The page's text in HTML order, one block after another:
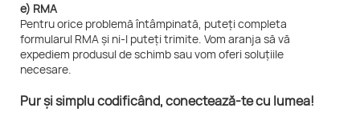
e) RMA
Pentru orice problemă întâmpinată, puteți completa
formularul RMA și ni-l puteți trimite. Vom aranja să vă
expediem produsul de schimb sau vom oferi soluțiile
necesare.
Pur și simplu codificând, conectează-te cu lumea!